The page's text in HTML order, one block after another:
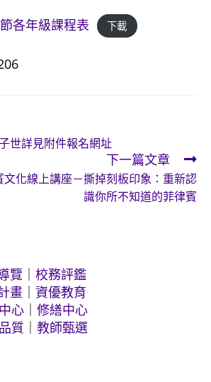
各年級課程表
下載
世詳見附件報名網址
下一篇文章
文化線上講座－撕掉刻板印象：重新認
識你所不知道的菲律賓
覽
校務評鑑
畫
資優教育
心
修繕中心
質 教師甄選